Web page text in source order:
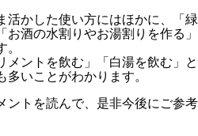
活かした使い方にはほかに、「緑
酒の水割りやお湯割りを作る」
メントを飲む」「白湯を飲む」と
いことがわかります。
ントを読んで、是非今後にご参考